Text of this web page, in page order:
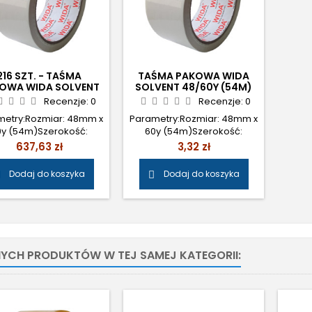
SZT. - TAŚMA
WIDA SOLVENT
60Y (54M) BIAŁA
Recenzje: 0
48mm x
(54m)Szerokość:
48mmDługość: 60y
BiałyIlość: 216
Kauczuk naturalny (
) Cena: 2,40 zł
netto/szt.
Cena
637,63 zł
Dodaj do koszyka
TAŚMA PAKOWA WIDA
SOLVENT 48/60Y (54M)
BIAŁARecenzje: 0
Parametry:Rozmiar: 48mm x
60y (54m)Szerokość:
48mmDługość: 60y
(54m)Kolor: BiałyIlość:
1szt.Klej: Kauczuk naturalny (
SOLVENT ) Cena: 2,70 zł
netto/szt.
Cena
3,32 zł
 Dodaj do koszyka
PRODUKTÓW W TEJ SAMEJ KATEGORII: